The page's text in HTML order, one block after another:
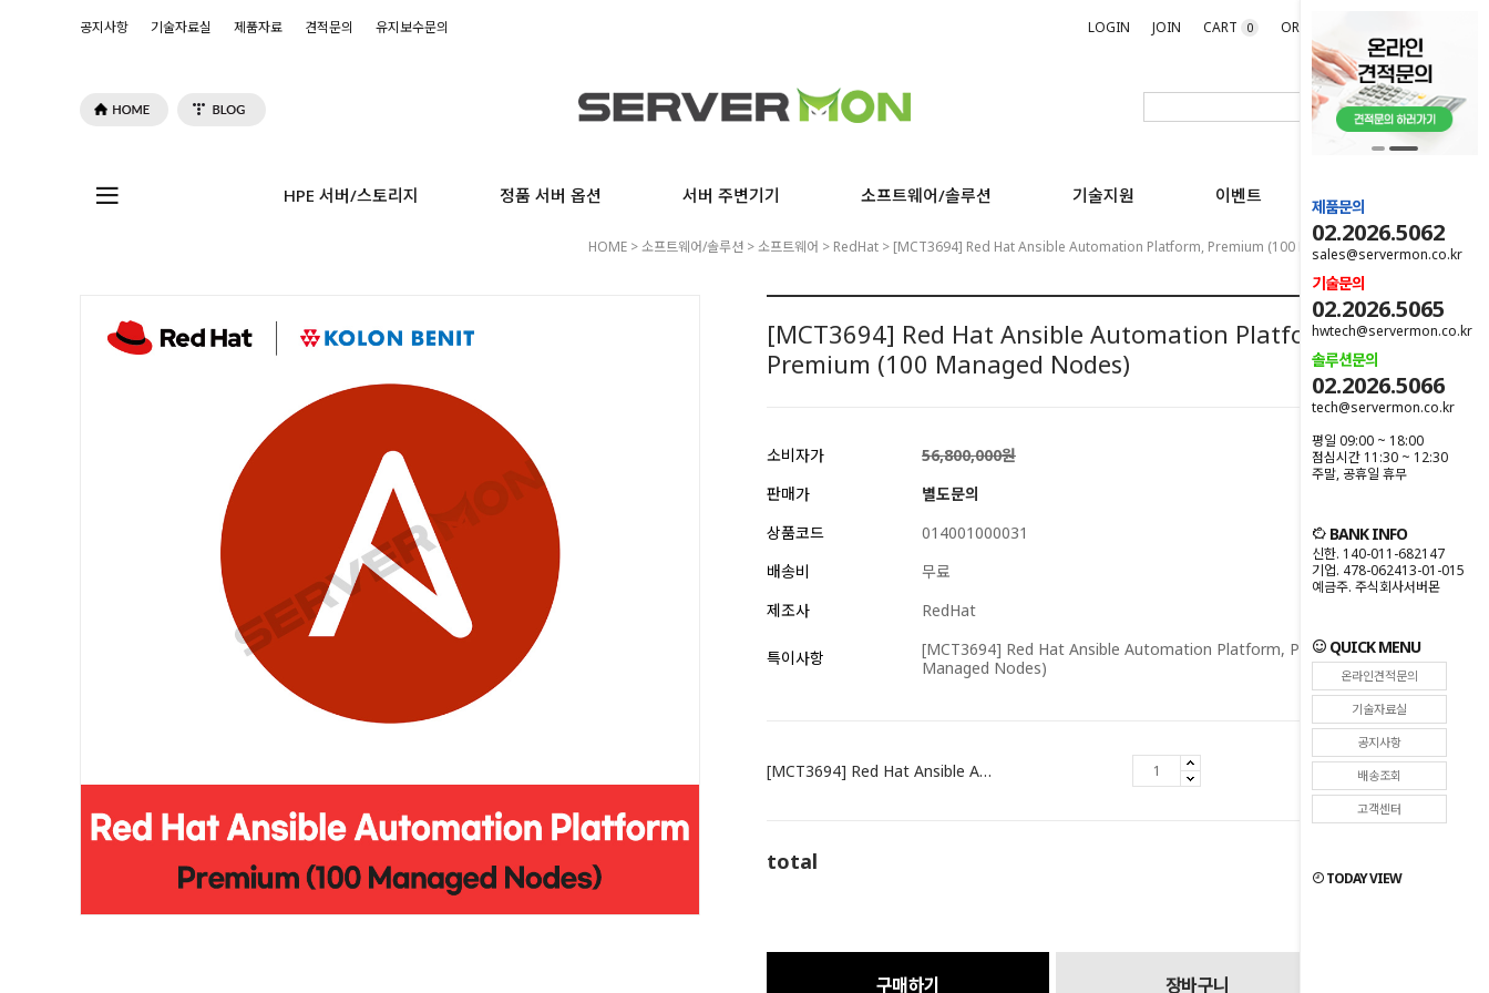
공지사항 기술자료실 제품자료 견적문의 유지보수문의 LOGIN JOIN CART 0 ORDER
HPE 서버/스토리지 정품 서버 옵션 서버 주변기기 소프트웨어/솔루션 기술지원 이벤트
제품문의
02.2026.5062
sales@servermon.co.kr
기술문의
02.2026.5065
hwtech@servermon.co.kr
솔루션문의
02.2026.5066
tech@servermon.co.kr
평일 09:00 ~ 18:00
점심시간 11:30 ~ 12:30
주말, 공휴일 휴무
BANK INFO
신한. 140-011-682147
기업. 478-062413-01-015
예금주. 주식회사서버몬
QUICK MENU
온라인견적문의
기술자료실
공지사항
배송조회
고객센터
TODAY VIEW
HOME >소프트웨어/솔루션 >소프트웨어 > RedHat > [MCT3694] Red Hat Ansible Automation Platform, Premium (100 Managed Nodes)
[MCT3694] Red Hat Ansible Automation Platform,
Premium (100 Managed Nodes)
소비자가
56,800,000원
판매가
별도문의
상품코드
014001000031
배송비
무료
제조사
RedHat
특이사항
[MCT3694] Red Hat Ansible Automation Platform, Premium (100
Managed Nodes)
[MCT3694] Red Hat Ansible Automation Platform, Premium (100 Managed Nodes) 0원
total
구매하기 장바구니